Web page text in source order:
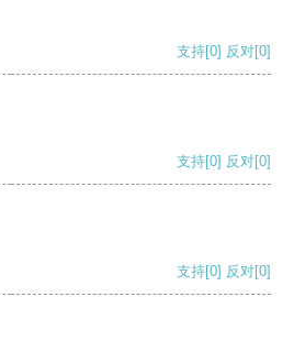
支持[0] 反对[0]
支持[0] 反对[0]
支持[0] 反对[0]